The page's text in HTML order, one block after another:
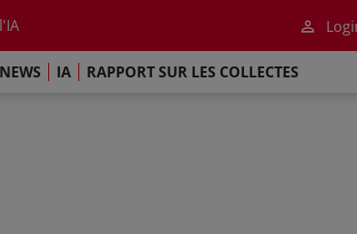
Mondiales 2025
NEWS IA RAPPORT SUR LES COLLECTES